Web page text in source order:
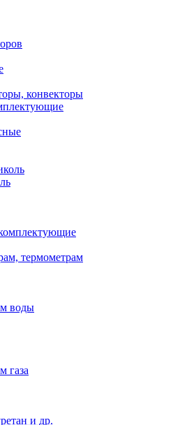
конвекторы
термометрам
воды
газа
и др.